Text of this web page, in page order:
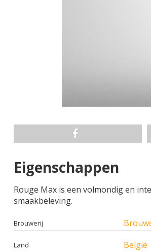
Eigenschappen
Rouge Max is een volmondig en
smaakbeleving.
Brouwerij
Land België